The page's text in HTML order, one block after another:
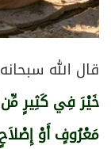
قال الله
خَيْرَ فِي كَثِيرٍ
مَعْرُوفٍ أَوْ